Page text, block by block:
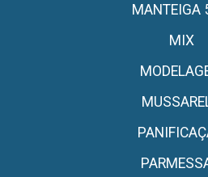
MANTEIGA
MIX